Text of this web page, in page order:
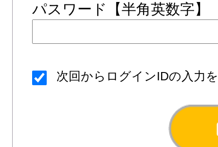
パスワード【半角英数字】
次回からログインIDの入力